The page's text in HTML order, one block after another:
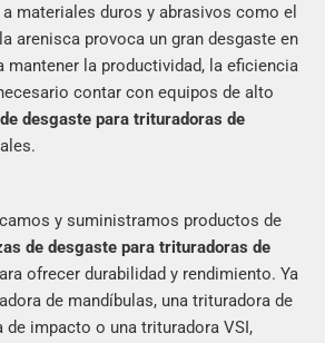
materiales duros y abrasivos como el
arenisca provoca un gran desgaste en
mantener la productividad, la eficiencia
contar con equipos de alto
desgaste para trituradoras de
y suministramos productos de
de desgaste para trituradoras de
ofrecer durabilidad y rendimiento. Ya
de mandíbulas, una trituradora de
de impacto o una trituradora VSI,